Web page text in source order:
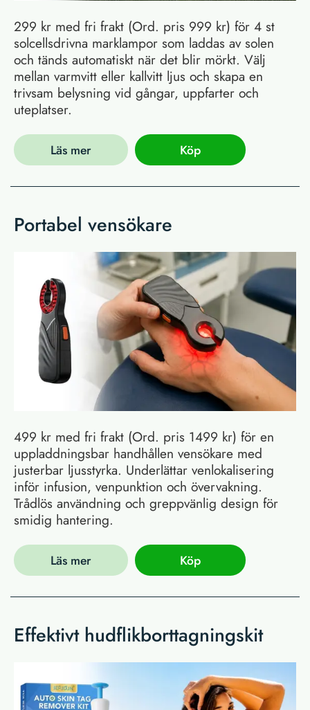
299 kr med fri frakt (Ord. pris 999 kr) för 4 st
solcellsdrivna marklampor som laddas av solen
och tänds automatiskt när det blir mörkt. Välj
mellan varmvitt eller kallvitt ljus och skapa en
trivsam belysning vid gångar, uppfarter och
uteplatser.
Läs mer Köp
Portabel vensökare
499 kr med fri frakt (Ord. pris 1499 kr) för en
uppladdningsbar handhållen vensökare med
justerbar ljusstyrka. Underlättar venlokalisering
inför infusion, venpunktion och övervakning.
Trådlös användning och greppvänlig design för
smidig hantering.
Läs mer Köp
Effektivt hudflikborttagningskit